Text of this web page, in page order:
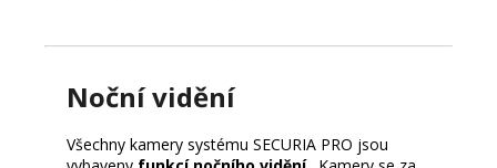
Noční vidění
Všechny kamery systému SECURIA PRO jsou